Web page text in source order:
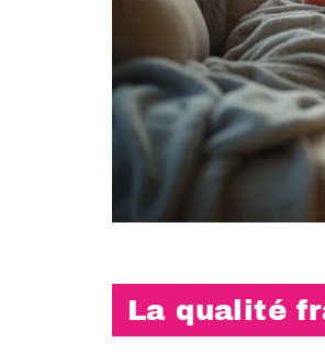
La qualité